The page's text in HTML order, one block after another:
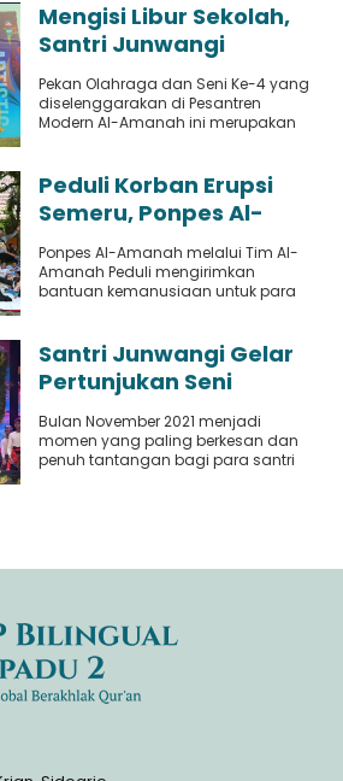
Mengisi Libur Sekolah,
Santri Junwangi
Adakan Porseni
Pekan Olahraga dan Seni Ke-4 yang
diselenggarakan di Pesantren
Modern Al-Amanah ini merupakan
Peduli Korban Erupsi
Semeru, Ponpes Al-
Amanah Salurkan
Bantuan Kemanusiaan
Ponpes Al-Amanah melalui Tim Al-
Amanah Peduli mengirimkan
bantuan kemanusiaan untuk para
Santri Junwangi Gelar
Pertunjukan Seni
Spektakuler
Bulan November 2021 menjadi
momen yang paling berkesan dan
penuh tantangan bagi para santri